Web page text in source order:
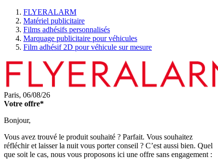
FLYERALARM
Matériel publicitaire
Films adhésifs personnalisés
Marquage publicitaire pour véhicules
Film adhésif 2D pour véhicule sur mesure
Paris, 06/08/26
Votre offre*
Bonjour,
Vous avez trouvé le produit souhaité ? Parfait. Vous souhaitez
réfléchir et laisser la nuit vous porter conseil ? C’est aussi bien. Quel
que soit le cas, nous vous proposons ici une offre sans engagement :